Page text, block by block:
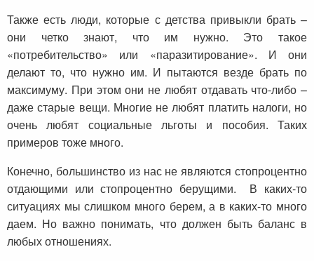
Также есть люди, которые с детства привыкли брать –
они четко знают, что им нужно. Это такое
«потребительство» или «паразитирование». И они
делают то, что нужно им. И пытаются везде брать по
максимуму. При этом они не любят отдавать что-либо –
даже старые вещи. Многие не любят платить налоги, но
очень любят социальные льготы и пособия. Таких
примеров тоже много.
Конечно, большинство из нас не являются стопроцентно
отдающими или стопроцентно берущими. В каких-то
ситуациях мы слишком много берем, а в каких-то много
даем. Но важно понимать, что должен быть баланс в
любых отношениях.